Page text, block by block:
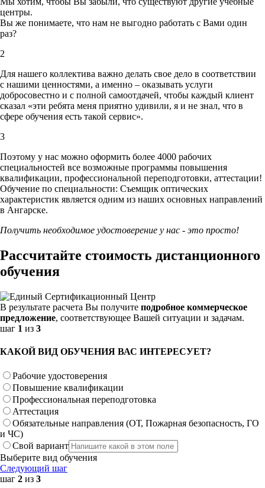
центры.
Вы же понимаете, что нам не выгодно работать с Вами один
раз?
2
Для нашего коллектива важно делать свое дело в соответствии
с нашими ценностями, а именно – оказывать услуги
добросовестно и с полной самоотдачей, чтобы каждый клиент
сказал «эти ребята меня приятно удивили, я и не знал, что в
сфере обучения есть такой сервис».
3
Поэтому у нас можно оформить более 4000 рабочих
специальностей все возможные программы повышения
квалификации, профессиональной переподготовки, аттестации!
Обучение по специальности: Съемщик оптических
характеристик является одним из наших основных направлений
в Ангарске.
Получить необходимое удостоверение у нас - это просто!
Рассчитайте стоимость дистанционного
обучения
В результате расчета Вы получите подробное коммерческое
предложение, соответствующее Вашей ситуации и задачам.
шаг 1 из 3
КАКОЙ ВИД ОБУЧЕНИЯ ВАС ИНТЕРЕСУЕТ?
Рабочие удостоверения
Повышение квалификации
Профессиональная переподготовка
Аттестация
Обязательные направления (ОТ, Пожарная безопасность, ГО
и ЧС)
Свой вариант
Выберите вид обучения
Следующий шаг
шаг 2 из 3